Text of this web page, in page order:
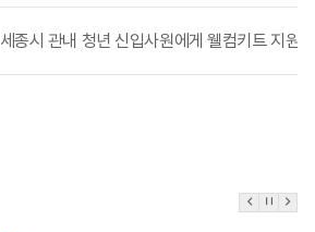
세종시 관내 청년 신입사원에게 웰컴키트 지원